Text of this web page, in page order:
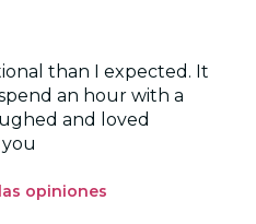
than I expected. It
an hour with a
and loved
opiniones